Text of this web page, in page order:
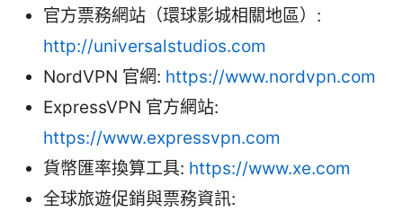
官方票務網站（環球影城相關地區）:
http://universalstudios.com
NordVPN 官網: https://www.nordvpn.com
ExpressVPN 官方網站:
https://www.expressvpn.com
貨幣匯率換算工具: https://www.xe.com
全球旅遊促銷與票務資訊: